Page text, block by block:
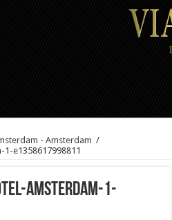
- Amsterdam /
e1358617998811
Amsterdam-1-